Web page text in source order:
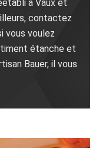
à Vaux et
contactez
vous voulez
étanche et
Bauer, il vous